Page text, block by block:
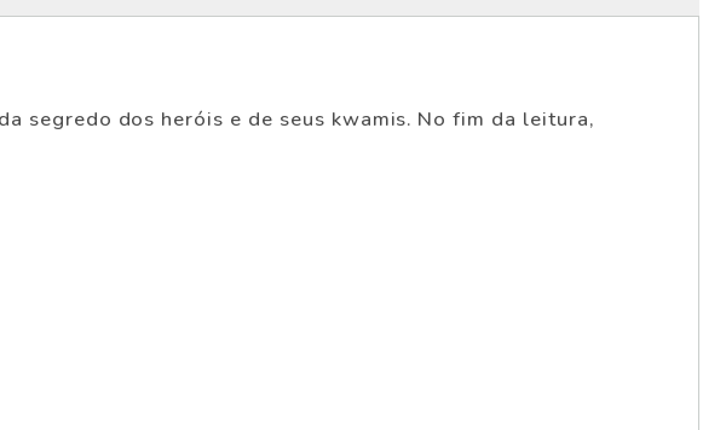
segredo dos heróis e de seus kwamis. No fim da leitura,